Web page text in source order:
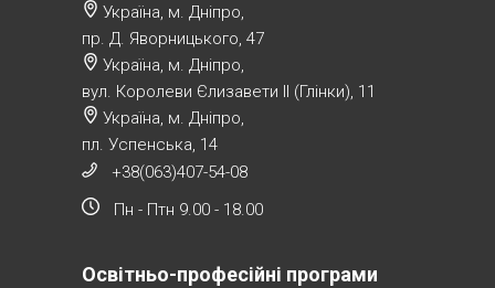
Україна, м. Дніпро,
пр. Д. Яворницького, 47
Україна, м. Дніпро,
вул. Королеви Єлизавети ІІ (Глінки), 11
Україна, м. Дніпро,
пл. Успенська, 14
+38(063)407-54-08
Пн - Птн 9.00 - 18.00
Освітньо-професійні програми